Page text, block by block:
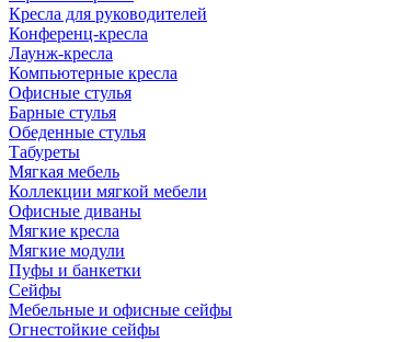
Кресла для руководителей
Конференц-кресла
Лаунж-кресла
Компьютерные кресла
Офисные стулья
Барные стулья
Обеденные стулья
Табуреты
Мягкая мебель
Коллекции мягкой мебели
Офисные диваны
Мягкие кресла
Мягкие модули
Пуфы и банкетки
Сейфы
Мебельные и офисные сейфы
Огнестойкие сейфы